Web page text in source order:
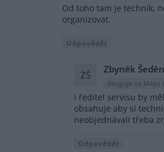
Od toho tam je technik,
organizovat.
Odpovědět
ZŠ Zbyněk
Reaguje na Milan
I ředitel servisu by
obsahuje aby si
neobjednávali třeba
Odpovědět